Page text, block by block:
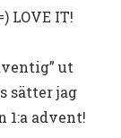
LOVE IT!
ut
sätter jag
advent!